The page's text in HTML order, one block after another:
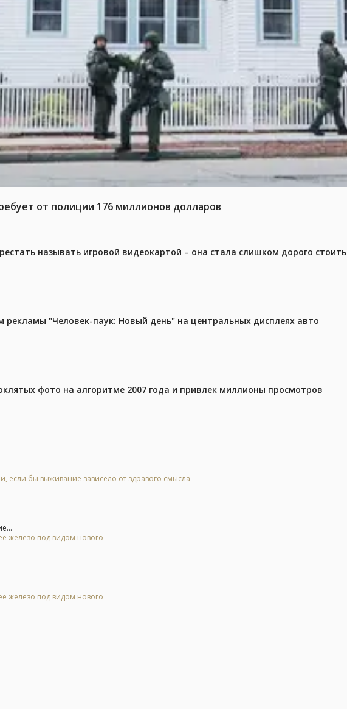
от полиции 176 миллионов долларов
называть игровой видеокартой – она стала слишком дорого стоить
рекламы "Человек-паук: Новый день" на центральных дисплеях авто
фото на алгоритме 2007 года и привлек миллионы просмотров
бы выживание зависело от здравого смысла
железо под видом нового
железо под видом нового